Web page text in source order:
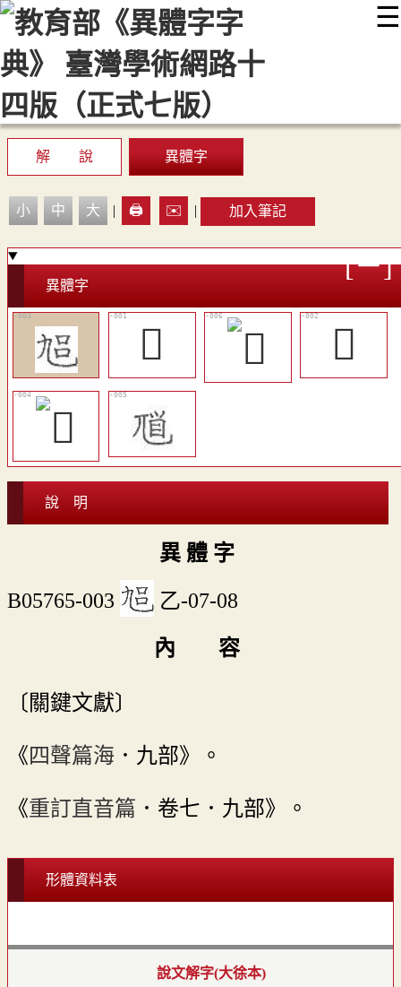
☰
::: 最新消息 常見問題 編輯說明
顯示模式
網站導覽
解 說 異體字
小 中 大 | 🖨️ ✉️ | 加入筆記
異體字
𠃳 𦔱
說 明
異 體 字
B05765-003 乙-07-08
內 容
〔關鍵文獻〕
《 四聲篇海 ．九部》。
《重訂直音篇 ．卷七．九部》。
形體資料表
說文解字(大徐本)